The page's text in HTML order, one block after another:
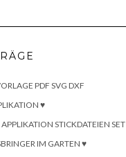
PDF SVG DXF
♥
STICKDATEIEN SET
IM GARTEN ♥